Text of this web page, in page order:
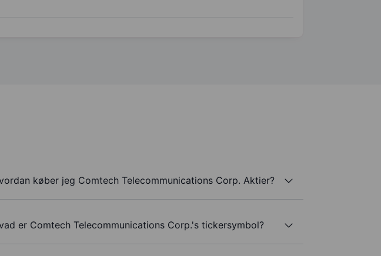
køber jeg Comtech Telecommunications Corp. Aktier?
er Comtech Telecommunications Corp.'s tickersymbol?